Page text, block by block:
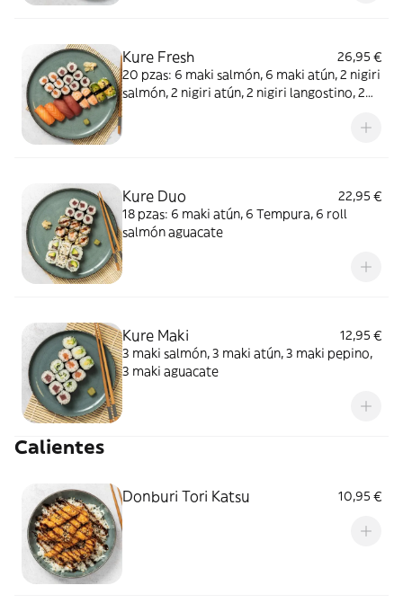
Kure Fresh
26,95 €
20 pzas: 6 maki salmón, 6 maki atún, 2 nigiri
salmón, 2 nigiri atún, 2 nigiri langostino, 2
Kure Duo
22,95 €
18 pzas: 6 maki atún, 6 Tempura, 6 roll
salmón aguacate
Kure Maki
12,95 €
3 maki salmón, 3 maki atún, 3 maki pepino,
3 maki aguacate
Calientes
Donburi Tori Katsu 10,95 €